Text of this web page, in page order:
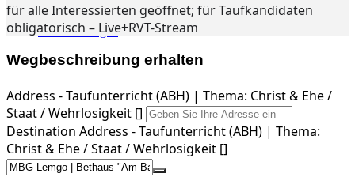
Veranstaltungen
Gemeinde
Gemeinde
Kleingruppen
Weihnachtslieder
für alle Interessierten geöffnet; für Taufkandidaten
obligatorisch – Live+RVT-Stream
Wegbeschreibung erhalten
Address - Taufunterricht (ABH) | Thema: Christ & Ehe /
Staat / Wehrlosigkeit []
Destination Address - Taufunterricht (ABH) | Thema:
Christ & Ehe / Staat / Wehrlosigkeit []